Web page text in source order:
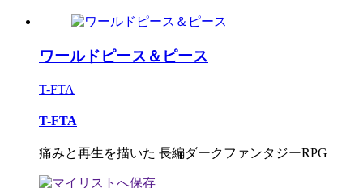
ワールドピース＆ピース
T-FTA
T-FTA
痛みと再生を描いた 長編ダークファンタジーRPG